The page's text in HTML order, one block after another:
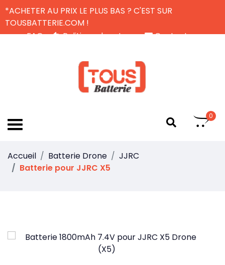
*ACHETER AU PRIX LE PLUS BAS ? C'EST SUR
TOUSBATTERIE.COM !
FAQ
Politique de retour
Contactez-nous
0
Accueil Batterie Drone
JJRC
Batterie pour JJRC X5